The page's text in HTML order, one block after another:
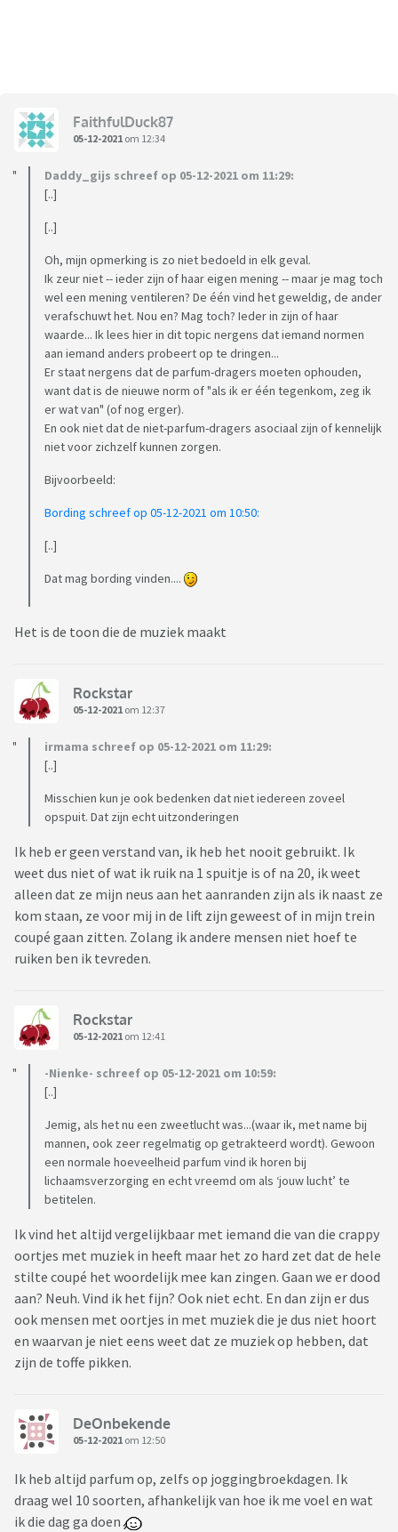
FaithfulDuck87
05-12-2021 om 12:34
Daddy_gijs schreef op 05-12-2021 om 11:29:
[..]
[..]
Oh, mijn opmerking is zo niet bedoeld in elk geval.
Ik zeur niet -- ieder zijn of haar eigen mening -- maar je mag toch
wel een mening ventileren? De één vind het geweldig, de ander
verafschuwt het. Nou en? Mag toch? Ieder in zijn of haar
waarde... Ik lees hier in dit topic nergens dat iemand normen
aan iemand anders probeert op te dringen...
Er staat nergens dat de parfum-dragers moeten ophouden,
want dat is de nieuwe norm of "als ik er één tegenkom, zeg ik
er wat van" (of nog erger).
En ook niet dat de niet-parfum-dragers asociaal zijn of kennelijk
niet voor zichzelf kunnen zorgen.
Bijvoorbeeld:
Bording schreef op 05-12-2021 om 10:50:
[..]
Dat mag bording vinden....
Het is de toon die de muziek maakt
Rockstar
05-12-2021 om 12:37
irmama schreef op 05-12-2021 om 11:29:
[..]
Misschien kun je ook bedenken dat niet iedereen zoveel
opspuit. Dat zijn echt uitzonderingen
Ik heb er geen verstand van, ik heb het nooit gebruikt. Ik
weet dus niet of wat ik ruik na 1 spuitje is of na 20, ik weet
alleen dat ze mijn neus aan het aanranden zijn als ik naast ze
kom staan, ze voor mij in de lift zijn geweest of in mijn trein
coupé gaan zitten. Zolang ik andere mensen niet hoef te
ruiken ben ik tevreden.
Rockstar
05-12-2021 om 12:41
-Nienke- schreef op 05-12-2021 om 10:59:
[..]
Jemig, als het nu een zweetlucht was...(waar ik, met name bij
mannen, ook zeer regelmatig op getrakteerd wordt). Gewoon
een normale hoeveelheid parfum vind ik horen bij
lichaamsverzorging en echt vreemd om als ‘jouw lucht’ te
betitelen.
Ik vind het altijd vergelijkbaar met iemand die van die crappy
oortjes met muziek in heeft maar het zo hard zet dat de hele
stilte coupé het woordelijk mee kan zingen. Gaan we er dood
aan? Neuh. Vind ik het fijn? Ook niet echt. En dan zijn er dus
ook mensen met oortjes in met muziek die je dus niet hoort
en waarvan je niet eens weet dat ze muziek op hebben, dat
zijn de toffe pikken.
DeOnbekende
05-12-2021 om 12:50
Ik heb altijd parfum op, zelfs op joggingbroekdagen. Ik
draag wel 10 soorten, afhankelijk van hoe ik me voel en wat
ik die dag ga doen